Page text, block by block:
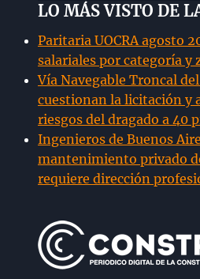
LO MÁS VISTO DE
Paritaria UOCRA agosto
salariales por categoría y
Vía Navegable Troncal
cuestionan la licitación y
riesgos del dragado a 40
Ingenieros de Buenos
mantenimiento privado
requiere dirección